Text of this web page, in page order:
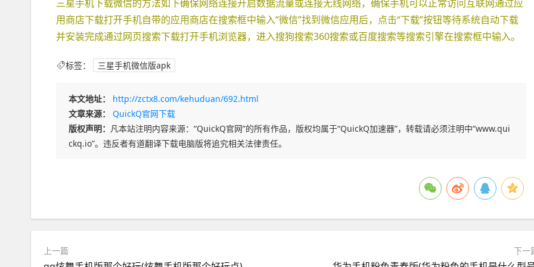
三星手机下载微信的方法如下确保网络连接开启数据流量或连接无线网络，确保手机可以正常访问互联网通过应
用商店下载打开手机自带的应用商店在搜索框中输入“微信”找到微信应用后，点击“下载”按钮等待系统自动下载
并安装完成通过网页搜索下载打开手机浏览器，进入搜狗搜索360搜索或百度搜索等搜索引擎在搜索框中输入。
标签： 三星手机微信版apk
本文地址：
http://zctx8.com/kehuduan/692.html
文章来源：
QuickQ官网下载
版权声明： 凡本站注明内容来源：“QuickQ官网”的所有作品，版权均属于“QuickQ加速器”，转载请必须注明中“www.qui
ckq.io”。违反者有道翻译下载电脑版将追究相关法律责任。
上一篇 下一